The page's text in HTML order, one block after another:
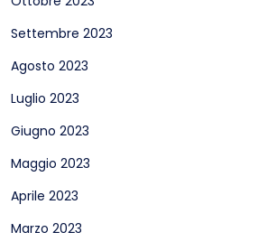
Settembre 2023
Agosto 2023
Luglio 2023
Giugno 2023
Maggio 2023
Aprile 2023
Marzo 2023